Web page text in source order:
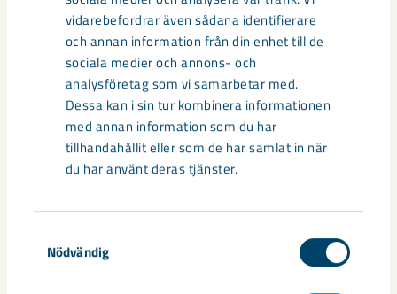
vidarebefordrar även sådana identifierare
och annan information från din enhet till de
sociala medier och annons- och
analysföretag som vi samarbetar med.
Dessa kan i sin tur kombinera informationen
med annan information som du har
tillhandahållit eller som de har samlat in när
du har använt deras tjänster.
Nödvändig
Från villor till long stay – nytt liv i
Östra Malmberget